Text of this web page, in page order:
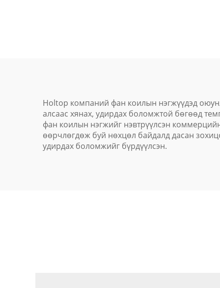
Holtop компаний фан коилын нэгжүүдэд
алсаас хянах, удирдах боломжтой бөгөөд
фан коилын нэгжийг нэвтрүүлсэн
өөрчлөгдөж буй нөхцөл байдалд дасан
удирдах боломжийг бүрдүүлсэн.